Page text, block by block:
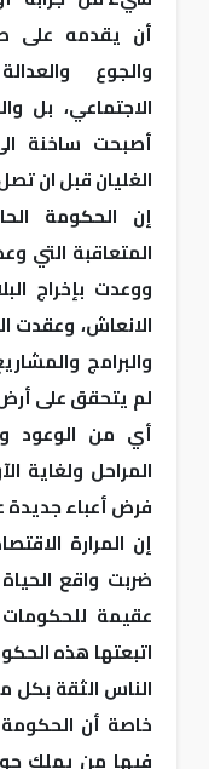
أن يقدمه على
والجوع
الاجتماعي، بل
أصبحت ساخنة
الغليان قبل ان
إن الحكومة
المتعاقبة التي
ووعدت بإخراج
الانعاش، وعقدت
والبرامج
لم يتحقق على
أي من الوعود
المراحل ولغاية
فرض أعباء جديدة
إن المرارة
ضربت واقع
عقيمة للحكومات
اتبعتها هذه
الناس الثقة
خاصة أن
فيها من يملك